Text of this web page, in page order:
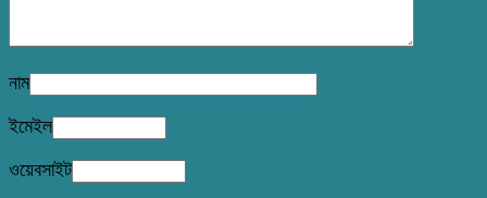
নাম
ইমেইল
ওয়েবসাইট